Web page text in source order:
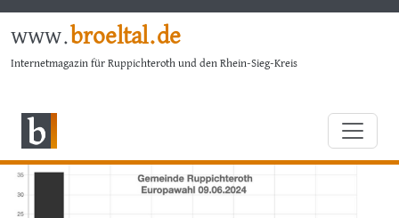
www.broeltal.de
Internetmagazin für Ruppichteroth und den Rhein-Sieg-Kreis